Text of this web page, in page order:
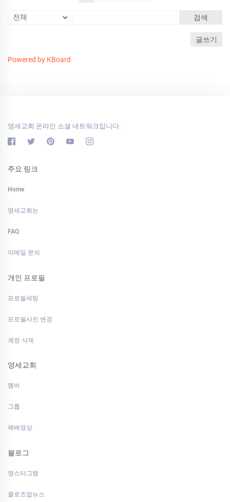
검색
글쓰기
Powered by KBoard
영세교회 온라인 소셜 네트워크입니다.
주요 링크
Home
영세교회는
FAQ
이메일 문의
개인 프로필
프로필세팅
프로필사진 변경
계정 삭제
영세교회
멤버
그룹
예배영상
블로그
영스타그램
클로즈업뉴스